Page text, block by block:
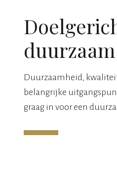
Duurzaamheid,
belangrijke
graag in voor een